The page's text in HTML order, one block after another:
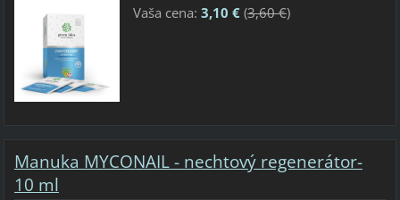
Vaša cena: 3,10 €(3,60 €)
Manuka MYCONAIL - nechtový regenerátor-
10 ml